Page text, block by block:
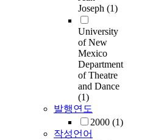
Joseph (1)
University
of New
Mexico
Department
of Theatre
and Dance
(1)
발행연도
2000 (1)
작성언어